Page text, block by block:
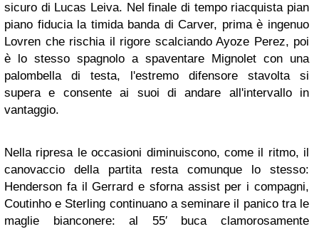
sicuro di Lucas Leiva. Nel finale di tempo riacquista pian
piano fiducia la timida banda di Carver, prima è ingenuo
Lovren che rischia il rigore scalciando Ayoze Perez, poi
è lo stesso spagnolo a spaventare Mignolet con una
palombella di testa, l'estremo difensore stavolta si
supera e consente ai suoi di andare all'intervallo in
vantaggio.
Nella ripresa le occasioni diminuiscono, come il ritmo, il
canovaccio della partita resta comunque lo stesso:
Henderson fa il Gerrard e sforna assist per i compagni,
Coutinho e Sterling continuano a seminare il panico tra le
maglie bianconere: al 55′ buca clamorosamente